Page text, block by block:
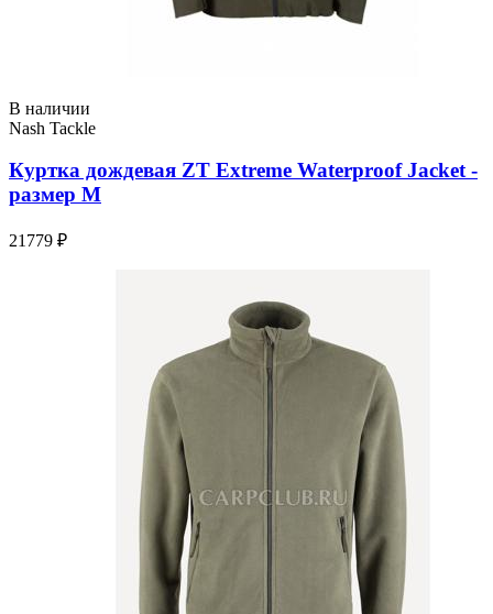
В наличии
Nash Tackle
Куртка дождевая ZT Extreme Waterproof Jacket -
размер M
21779 ₽